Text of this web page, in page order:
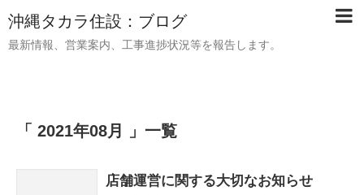
沖縄タカラ住設：ブログ
最新情報、営業案内、工事進捗状況等を報告します。
「 2021年08月 」一覧
店舗運営に関する大切なお知らせ